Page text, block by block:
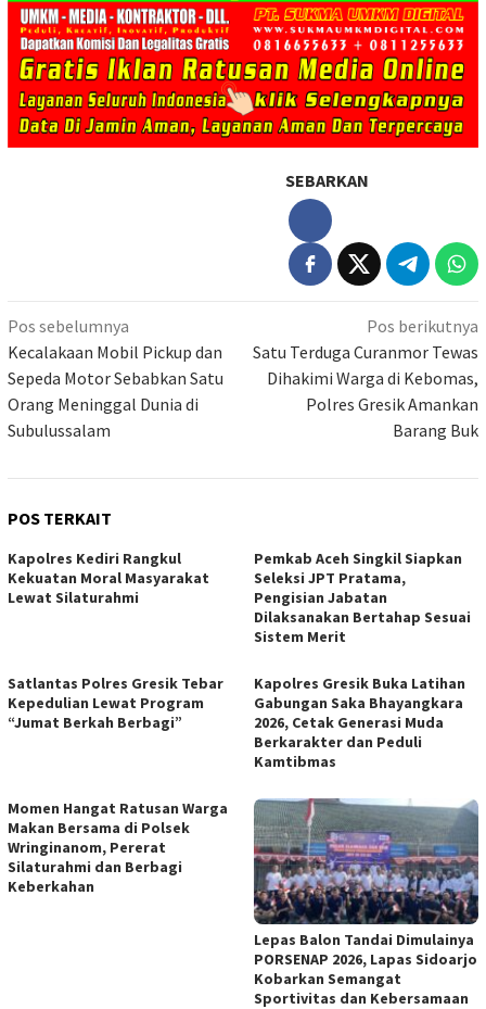
SEBARKAN
Navigasi
pos
Pos sebelumnya
Kecalakaan Mobil Pickup dan
Sepeda Motor Sebabkan Satu
Orang Meninggal Dunia di
Subulussalam
Pos berikutnya
Satu Terduga Curanmor Tewas
Dihakimi Warga di Kebomas,
Polres Gresik Amankan
Barang Buk
POS TERKAIT
Kapolres Kediri Rangkul
Kekuatan Moral Masyarakat
Lewat Silaturahmi
Pemkab Aceh Singkil Siapkan
Seleksi JPT Pratama,
Pengisian Jabatan
Dilaksanakan Bertahap Sesuai
Sistem Merit
Satlantas Polres Gresik Tebar
Kepedulian Lewat Program
“Jumat Berkah Berbagi”
Kapolres Gresik Buka Latihan
Gabungan Saka Bhayangkara
2026, Cetak Generasi Muda
Berkarakter dan Peduli
Kamtibmas
Momen Hangat Ratusan Warga
Makan Bersama di Polsek
Wringinanom, Pererat
Silaturahmi dan Berbagi
Keberkahan
Lepas Balon Tandai Dimulainya
PORSENAP 2026, Lapas Sidoarjo
Kobarkan Semangat
Sportivitas dan Kebersamaan